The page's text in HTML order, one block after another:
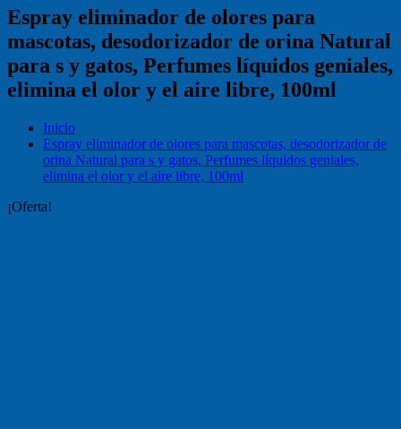
Espray eliminador de olores para
mascotas, desodorizador de orina Natural
para s y gatos, Perfumes líquidos geniales,
elimina el olor y el aire libre, 100ml
Inicio
Espray eliminador de olores para mascotas, desodorizador de
orina Natural para s y gatos, Perfumes líquidos geniales,
elimina el olor y el aire libre, 100ml
¡Oferta!